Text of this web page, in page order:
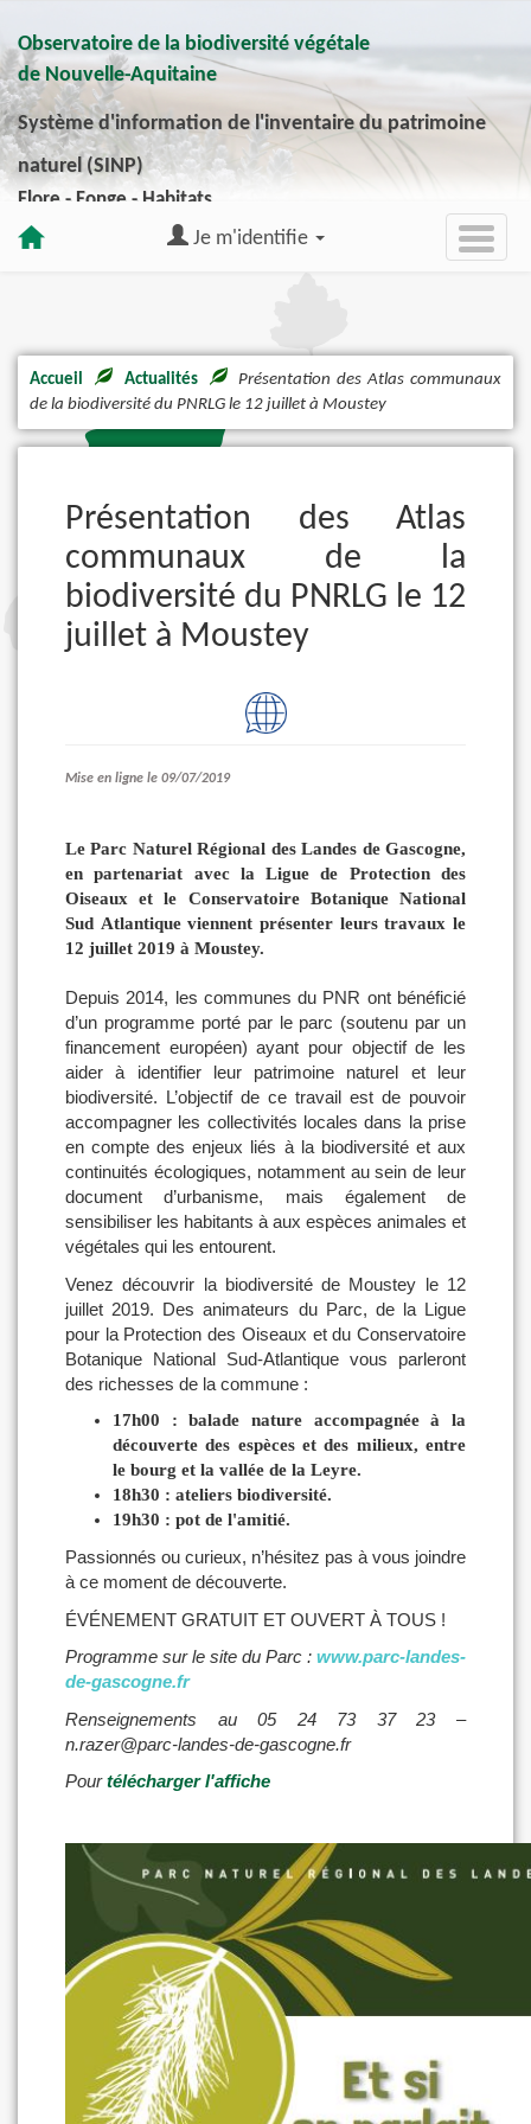
Observatoire de la biodiversité végétale
de Nouvelle-Aquitaine
Système d'information de l'inventaire du patrimoine
naturel (SINP)
Flore - Fonge - Habitats
Je m'identifie
Accueil Actualités
Présentation des Atlas communaux
de la biodiversité du PNRLG le 12 juillet à Moustey
Présentation des Atlas
communaux de la
biodiversité du PNRLG le 12
juillet à Moustey
Mise en ligne le 09/07/2019
Le Parc Naturel Régional des Landes de Gascogne,
en partenariat avec la Ligue de Protection des
Oiseaux et le Conservatoire Botanique National
Sud Atlantique viennent présenter leurs travaux le
12 juillet 2019 à Moustey.
Depuis 2014, les communes du PNR ont bénéficié
d’un programme porté par le parc (soutenu par un
financement européen) ayant pour objectif de les
aider à identifier leur patrimoine naturel et leur
biodiversité. L’objectif de ce travail est de pouvoir
accompagner les collectivités locales dans la prise
en compte des enjeux liés à la biodiversité et aux
continuités écologiques, notamment au sein de leur
document d’urbanisme, mais également de
sensibiliser les habitants à aux espèces animales et
végétales qui les entourent.
Venez découvrir la biodiversité de Moustey le 12
juillet 2019. Des animateurs du Parc, de la Ligue
pour la Protection des Oiseaux et du Conservatoire
Botanique National Sud-Atlantique vous parleront
des richesses de la commune :
17h00 : balade nature accompagnée à la
découverte des espèces et des milieux, entre
le bourg et la vallée de la Leyre.
18h30 : ateliers biodiversité.
19h30 : pot de l'amitié.
Passionnés ou curieux, n’hésitez pas à vous joindre
à ce moment de découverte.
ÉVÉNEMENT GRATUIT ET OUVERT À TOUS !
Programme sur le site du Parc : www.parc-landes-
de-gascogne.fr
Renseignements au 05 24 73 37 23 –
n.razer@parc-landes-de-gascogne.fr
Pourtélécharger l'affiche